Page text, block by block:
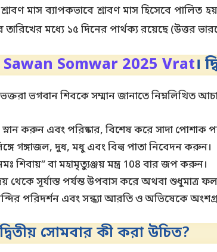
মাস ব্যাপকভাবে শ্রাবণ মাস হিসেবে পালিত
মধ্যে ১৫ দিনের পার্থক্য রয়েছে (উত্তর
Sawan Somwar 2025 Vrat।
ভগবান শিবকে সম্মান জানাতে নিম্নলিখিত
করুন এবং পরিষ্কার, বিশেষ করে সাদা পোশাক
গঙ্গাজল, দুধ, মধু এবং বিল্ব পাতা নিবেদন করুন।
শিবায়” বা মহামৃত্যুঞ্জয় মন্ত্র 108 বার জপ করুন।
থেকে সূর্যাস্ত পর্যন্ত উপবাস করে অথবা শুধুমাত্র
পরিদর্শন এবং সন্ধ্যা আরতি ও অভিষেকে
সোমবার কী করা উচিত?